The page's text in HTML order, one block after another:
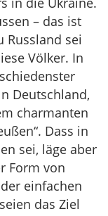
– das ist
Russland sei
Völker. In
Deutschland,
charmanten
Dass in
sei, läge aber
Form von
einfachen
das Ziel